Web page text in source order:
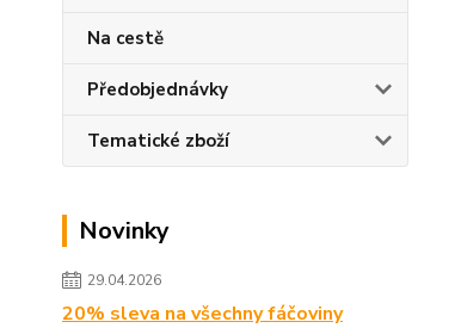
Na cestě
Předobjednávky
Tematické zboží
Novinky
29.04.2026
20% sleva na všechny fáčoviny